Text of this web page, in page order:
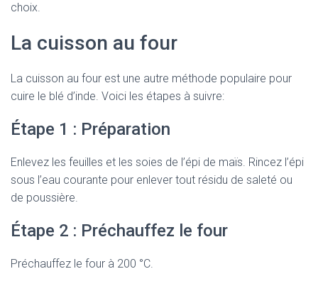
choix.
La cuisson au four
La cuisson au four est une autre méthode populaire pour
cuire le blé d’inde. Voici les étapes à suivre:
Étape 1 : Préparation
Enlevez les feuilles et les soies de l’épi de maïs. Rincez l’épi
sous l’eau courante pour enlever tout résidu de saleté ou
de poussière.
Étape 2 : Préchauffez le four
Préchauffez le four à 200 °C.